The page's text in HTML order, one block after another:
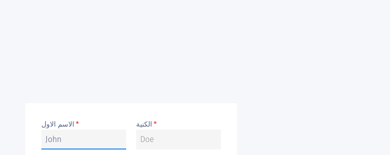
الاسم الاول * الكنية *